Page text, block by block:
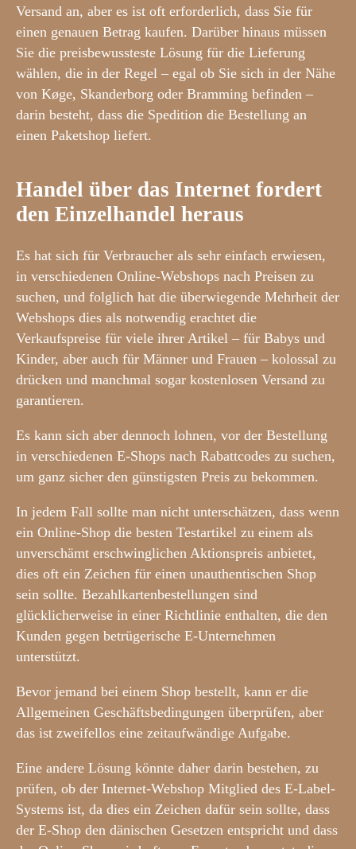
Versand an, aber es ist oft erforderlich, dass Sie für
einen genauen Betrag kaufen. Darüber hinaus müssen
Sie die preisbewussteste Lösung für die Lieferung
wählen, die in der Regel – egal ob Sie sich in der Nähe
von Køge, Skanderborg oder Bramming befinden –
darin besteht, dass die Spedition die Bestellung an
einen Paketshop liefert.
Handel über das Internet fordert
den Einzelhandel heraus
Es hat sich für Verbraucher als sehr einfach erwiesen,
in verschiedenen Online-Webshops nach Preisen zu
suchen, und folglich hat die überwiegende Mehrheit der
Webshops dies als notwendig erachtet die
Verkaufspreise für viele ihrer Artikel – für Babys und
Kinder, aber auch für Männer und Frauen – kolossal zu
drücken und manchmal sogar kostenlosen Versand zu
garantieren.
Es kann sich aber dennoch lohnen, vor der Bestellung
in verschiedenen E-Shops nach Rabattcodes zu suchen,
um ganz sicher den günstigsten Preis zu bekommen.
In jedem Fall sollte man nicht unterschätzen, dass wenn
ein Online-Shop die besten Testartikel zu einem als
unverschämt erschwinglichen Aktionspreis anbietet,
dies oft ein Zeichen für einen unauthentischen Shop
sein sollte. Bezahlkartenbestellungen sind
glücklicherweise in einer Richtlinie enthalten, die den
Kunden gegen betrügerische E-Unternehmen
unterstützt.
Bevor jemand bei einem Shop bestellt, kann er die
Allgemeinen Geschäftsbedingungen überprüfen, aber
das ist zweifellos eine zeitaufwändige Aufgabe.
Eine andere Lösung könnte daher darin bestehen, zu
prüfen, ob der Internet-Webshop Mitglied des E-Label-
Systems ist, da dies ein Zeichen dafür sein sollte, dass
der E-Shop den dänischen Gesetzen entspricht und dass